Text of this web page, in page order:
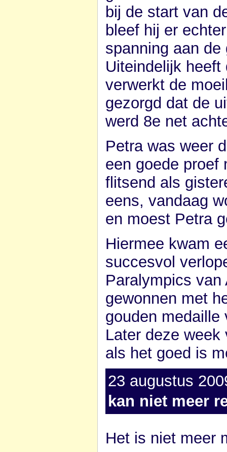
bij de start van
bleef hij er
spanning aan
Uiteindelijk
verwerkt de
gezorgd dat de
werd 8e net
Petra was weer
een goede proef
flitsend als
eens, vandaag
en moest Petra
Hiermee kwam
succesvol
Paralympics
gewonnen met
gouden
Later deze
als het goed is
23 augustus
kan niet meer
Het is niet meer